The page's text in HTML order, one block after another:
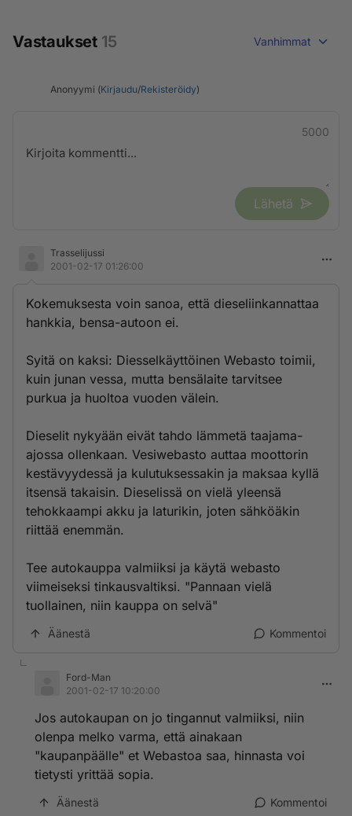
Vastaukset 15 Vanhimmat
Anonyymi (Kirjaudu/Rekisteröidy)
5000
Lähetä
Trasselijussi
2001-02-17 01:26:00
Kokemuksesta voin sanoa, että dieseliinkannattaa
hankkia, bensa-autoon ei.
Syitä on kaksi: Diesselkäyttöinen Webasto toimii,
kuin junan vessa, mutta bensälaite tarvitsee
purkua ja huoltoa vuoden välein.
Dieselit nykyään eivät tahdo lämmetä taajama-
ajossa ollenkaan. Vesiwebasto auttaa moottorin
kestävyydessä ja kulutuksessakin ja maksaa kyllä
itsensä takaisin. Dieselissä on vielä yleensä
tehokkaampi akku ja laturikin, joten sähköäkin
riittää enemmän.
Tee autokauppa valmiiksi ja käytä webasto
viimeiseksi tinkausvaltiksi. "Pannaan vielä
tuollainen, niin kauppa on selvä"
Äänestä Kommentoi
Ford-Man
2001-02-17 10:20:00
Jos autokaupan on jo tingannut valmiiksi, niin
olenpa melko varma, että ainakaan
"kaupanpäälle" et Webastoa saa, hinnasta voi
tietysti yrittää sopia.
Äänestä Kommentoi